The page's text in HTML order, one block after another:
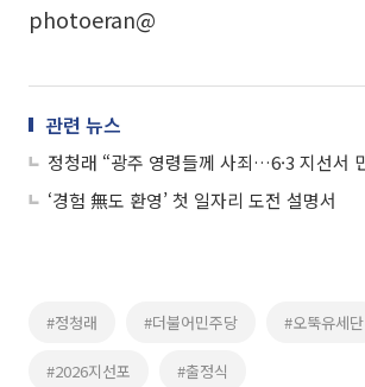
photoeran@
관련 뉴스
‘경험 無도 환영’ 첫 일자리 도전 설명서
#정청래 #더불어민주당 #오뚝유세단
#2026지선포 #출정식